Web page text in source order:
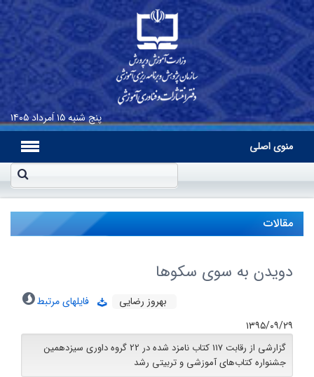
پنج شنبه۱۵ اَمرداد ۱۴۰۵
منوی اصلی
مقالات
دویدن به سوی سکوها
بهروز رضایی
فایلهای مرتبط
۱۳۹۵/۰۹/۲۹
گزارشی از رقابت 117 کتاب نامزد شده در 22 گروه داوری سیزدهمین
جشنواره کتاب‌های آموزشی و تربیتی رشد